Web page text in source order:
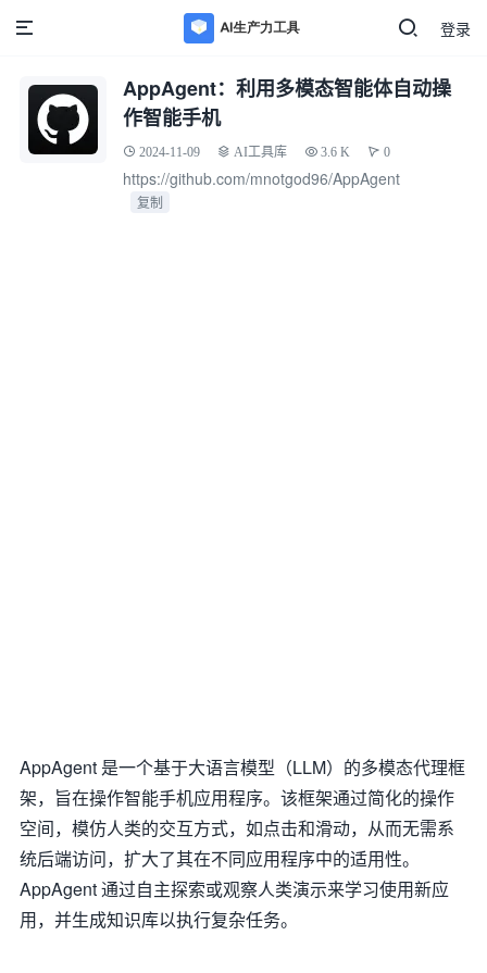
登录
AppAgent：利用多模态智能体自动操
作智能手机
2024-11-09 AI工具库 3.6 K 0
https://github.com/mnotgod96/AppAgent
复制
AppAgent 是一个基于大语言模型（LLM）的多模态代理框
架，旨在操作智能手机应用程序。该框架通过简化的操作
空间，模仿人类的交互方式，如点击和滑动，从而无需系
统后端访问，扩大了其在不同应用程序中的适用性。
AppAgent 通过自主探索或观察人类演示来学习使用新应
用，并生成知识库以执行复杂任务。